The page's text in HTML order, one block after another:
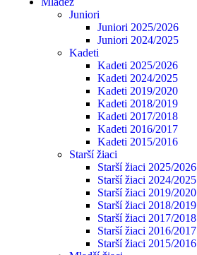
Juniori
Juniori 2025/2026
Juniori 2024/2025
Kadeti
Kadeti 2025/2026
Kadeti 2024/2025
Kadeti 2019/2020
Kadeti 2018/2019
Kadeti 2017/2018
Kadeti 2016/2017
Kadeti 2015/2016
Starší žiaci
Starší žiaci 2025/2026
Starší žiaci 2024/2025
Starší žiaci 2019/2020
Starší žiaci 2018/2019
Starší žiaci 2017/2018
Starší žiaci 2016/2017
Starší žiaci 2015/2016